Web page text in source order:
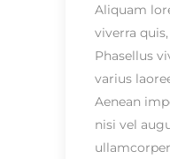
Aliquam
viverra
Phasellus
varius
Aenean
nisi vel